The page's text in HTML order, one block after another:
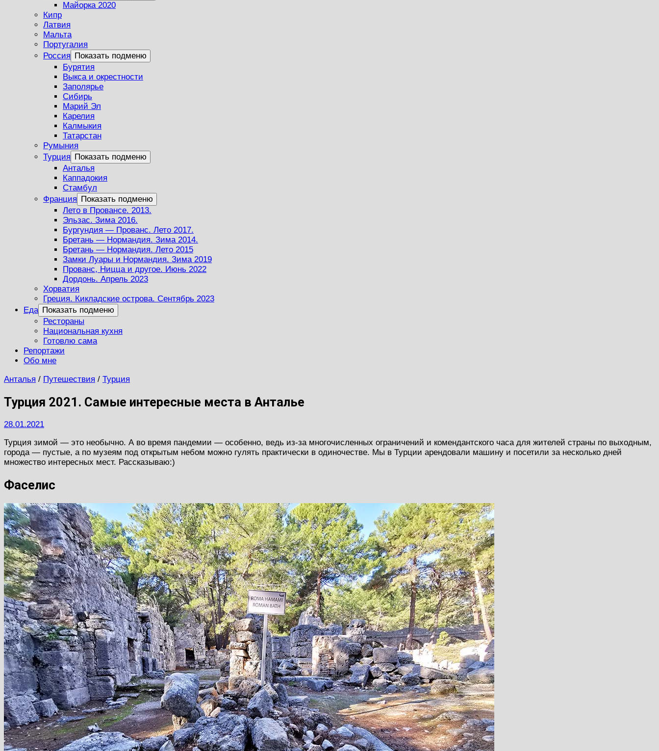
Майорка 2020
Кипр
Латвия
Мальта
Португалия
Россия Показать подменю
Бурятия
Выкса и окрестности
Заполярье
Сибирь
Марий Эл
Карелия
Калмыкия
Татарстан
Румыния
Турция Показать подменю
Анталья
Каппадокия
Стамбул
Франция Показать подменю
Лето в Провансе. 2013.
Эльзас. Зима 2016.
Бургундия — Прованс. Лето 2017.
Бретань — Нормандия. Зима 2014.
Бретань — Нормандия. Лето 2015
Замки Луары и Нормандия. Зима 2019
Прованс, Ницца и другое. Июнь 2022
Дордонь. Апрель 2023
Хорватия
Греция. Кикладские острова. Сентябрь 2023
Еда Показать подменю
Рестораны
Национальная кухня
Готовлю сама
Репортажи
Обо мне
Анталья / Путешествия / Турция
Турция 2021. Самые интересные места в Анталье
28.01.2021
Турция зимой — это необычно. А во время пандемии — особенно, ведь из-за многочисленных ограничений и комендантского часа для жителей страны по выходным,
города — пустые, а по музеям под открытым небом можно гулять практически в одиночестве. Мы в Турции арендовали машину и посетили за несколько дней
множество интересных мест. Рассказываю:)
Фаселис